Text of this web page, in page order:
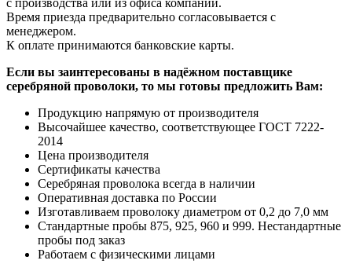
Время приезда предварительно согласовывается с
менеджером.
К оплате принимаются банковские карты.
Если вы заинтересованы в надёжном поставщике
серебряной проволоки, то мы готовы предложить Вам:
Продукцию напрямую от производителя
Высочайшее качество, соответствующее ГОСТ 7222-
2014
Цена производителя
Сертификаты качества
Серебряная проволока всегда в наличии
Оперативная доставка по России
Изготавливаем проволоку диаметром от 0,2 до 7,0 мм
Стандартные пробы 875, 925, 960 и 999. Нестандартные
пробы под заказ
Работаем с физическими лицами